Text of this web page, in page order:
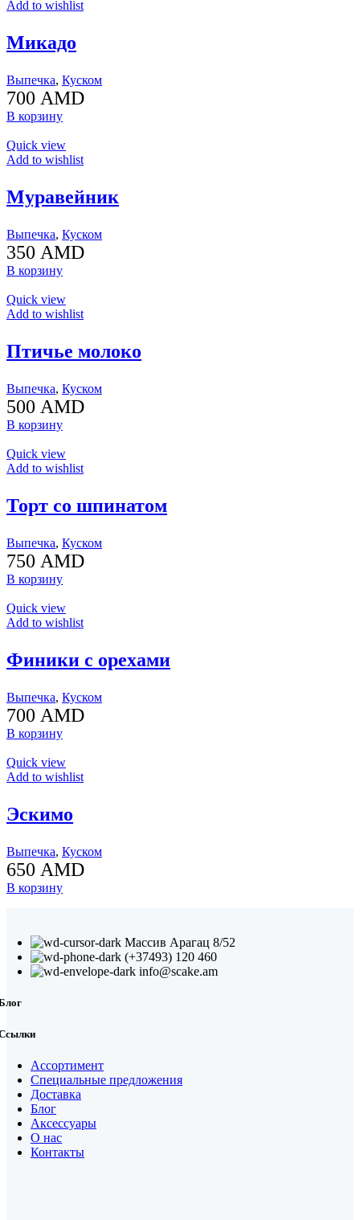
Add to wishlist
Микадо
Выпечка, Куском
700 AMD
В корзину
Quick view
Add to wishlist
Муравейник
Выпечка, Куском
350 AMD
В корзину
Quick view
Add to wishlist
Птичье молоко
Выпечка, Куском
500 AMD
В корзину
Quick view
Add to wishlist
Торт со шпинатом
Выпечка, Куском
750 AMD
В корзину
Quick view
Add to wishlist
Финики с орехами
Выпечка, Куском
700 AMD
В корзину
Quick view
Add to wishlist
Эскимо
Выпечка, Куском
650 AMD
В корзину
Массив Арагац 8/52
(+37493) 120 460
info@scake.am
Ассортимент
Специальные предложения
Доставка
Блог
Аксессуары
О нас
Контакты